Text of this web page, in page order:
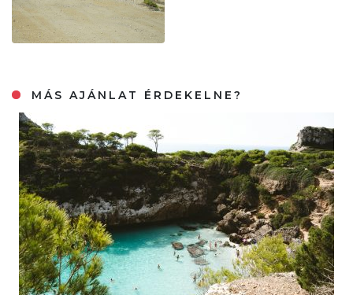
MÁS AJÁNLAT ÉRDEKELNE?